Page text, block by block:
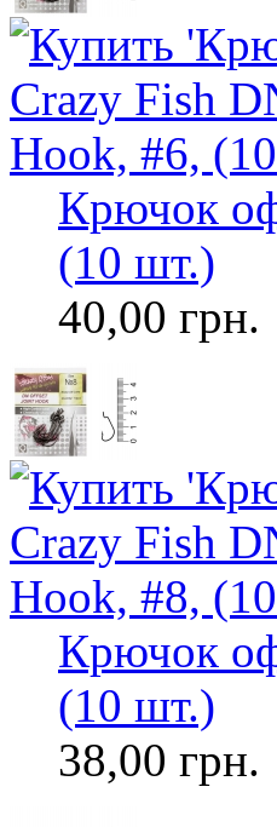
Крючок
(10 шт.)
40,00 грн.
Крючок
(10 шт.)
38,00 грн.